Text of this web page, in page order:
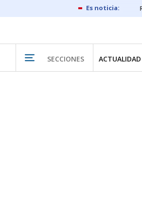
SECCIONES ACTUALIDAD